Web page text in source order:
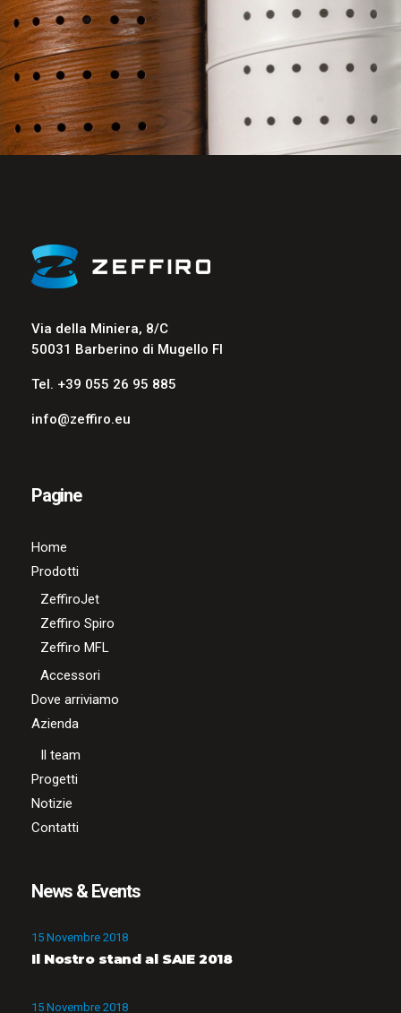
Via della Miniera, 8/C
50031 Barberino di Mugello FI
Tel. +39 055 26 95 885
info@zeffiro.eu
Pagine
Home
Prodotti
ZeffiroJet
Zeffiro Spiro
Zeffiro MFL
Accessori
Dove arriviamo
Azienda
Il team
Progetti
Notizie
Contatti
News & Events
15 Novembre 2018
Il Nostro stand al SAIE 2018
15 Novembre 2018